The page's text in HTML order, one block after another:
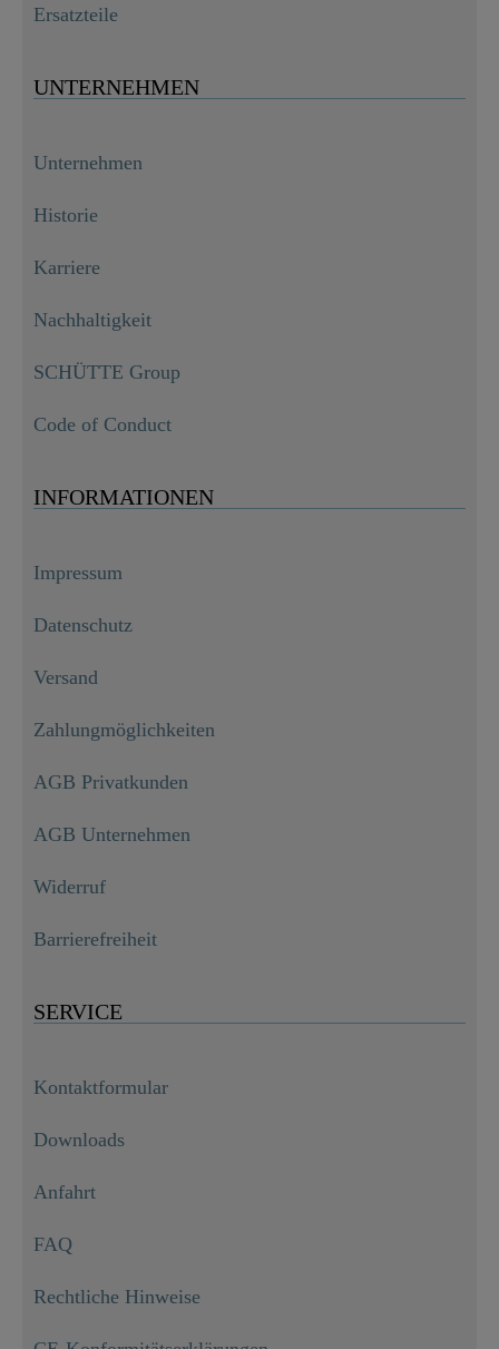
Ersatzteile
UNTERNEHMEN
Unternehmen
Historie
Karriere
Nachhaltigkeit
SCHÜTTE Group
Code of Conduct
INFORMATIONEN
Impressum
Datenschutz
Versand
Zahlungmöglichkeiten
AGB Privatkunden
AGB Unternehmen
Widerruf
Barrierefreiheit
SERVICE
Kontaktformular
Downloads
Anfahrt
FAQ
Rechtliche Hinweise